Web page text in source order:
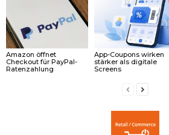
Amazon öffnet
Checkout für PayPal-
Ratenzahlung
App-Coupons wirken
stärker als digitale
Screens